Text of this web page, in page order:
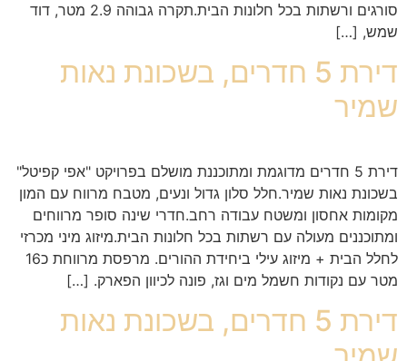
סורגים ורשתות בכל חלונות הבית.תקרה גבוהה 2.9 מטר, דוד
שמש, […]
דירת 5 חדרים, בשכונת נאות
שמיר
דירת 5 חדרים מדוגמת ומתוכננת מושלם בפרויקט "אפי קפיטל"
בשכונת נאות שמיר.חלל סלון גדול ונעים, מטבח מרווח עם המון
מקומות אחסון ומשטח עבודה רחב.חדרי שינה סופר מרווחים
ומתוכננים מעולה עם רשתות בכל חלונות הבית.מיזוג מיני מכרזי
לחלל הבית + מיזוג עילי ביחידת ההורים. מרפסת מרווחת כ16
מטר עם נקודות חשמל מים וגז, פונה לכיוון הפארק. […]
דירת 5 חדרים, בשכונת נאות